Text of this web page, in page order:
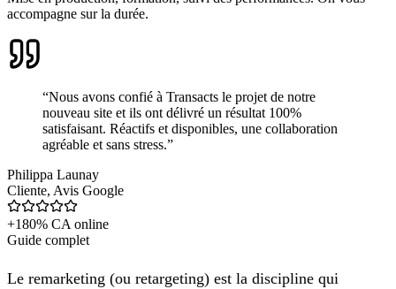
accompagne sur la durée.
“Nous avons confié à Transacts le projet de notre
nouveau site et ils ont délivré un résultat 100%
satisfaisant. Réactifs et disponibles, une collaboration
agréable et sans stress.”
Philippa Launay
Cliente, Avis Google
+180% CA online
Guide complet
Le remarketing (ou retargeting) est la discipline qui